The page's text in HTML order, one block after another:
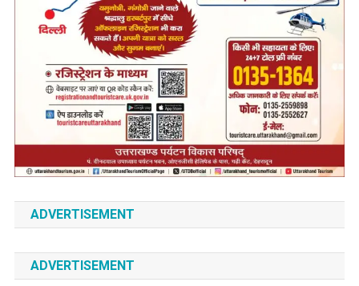
ADVERTISEMENT
ADVERTISEMENT